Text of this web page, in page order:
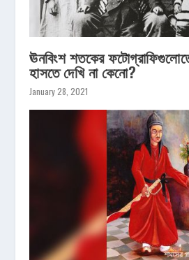
ঊনবিংশ শতকের
হাসতে দেখি না কেনো?
January 28, 2021